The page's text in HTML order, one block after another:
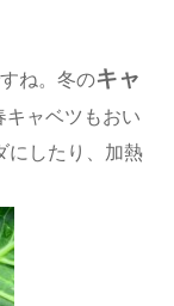
ね。冬のキャ
キャベツもおい
にしたり、加熱